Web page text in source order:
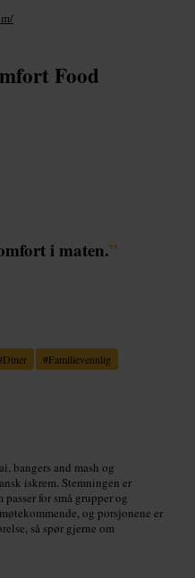
Food
i maten.”
Diner #Familievennlig
bangers and mash og
iskrem. Stemningen er
for små grupper og
og porsjonene er
så spør gjerne om